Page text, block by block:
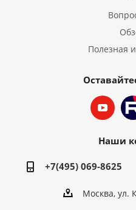
Полезная
Наши
+7(495) 069-8625
Москва, ул.